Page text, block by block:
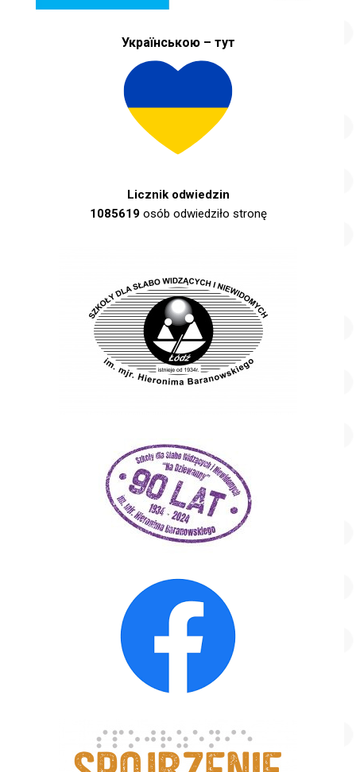
Українською – тут
Licznik odwiedzin
1085619osób odwiedziło stronę